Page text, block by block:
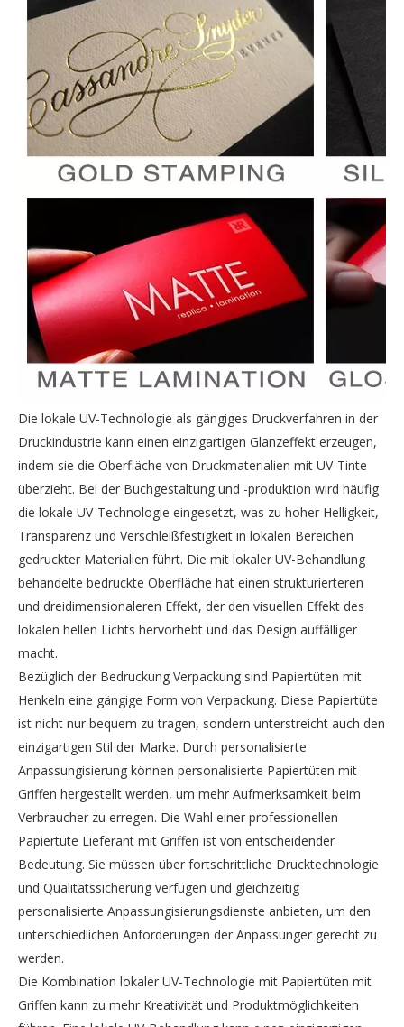
Die lokale UV-Technologie als gängiges Druckverfahren in der
Druckindustrie kann einen einzigartigen Glanzeffekt erzeugen,
indem sie die Oberfläche von Druckmaterialien mit UV-Tinte
überzieht. Bei der Buchgestaltung und -produktion wird häufig
die lokale UV-Technologie eingesetzt, was zu hoher Helligkeit,
Transparenz und Verschleißfestigkeit in lokalen Bereichen
gedruckter Materialien führt. Die mit lokaler UV-Behandlung
behandelte bedruckte Oberfläche hat einen strukturierteren
und dreidimensionaleren Effekt, der den visuellen Effekt des
lokalen hellen Lichts hervorhebt und das Design auffälliger
macht.
Bezüglich der Bedruckung Verpackung sind Papiertüten mit
Henkeln eine gängige Form von Verpackung. Diese Papiertüte
ist nicht nur bequem zu tragen, sondern unterstreicht auch den
einzigartigen Stil der Marke. Durch personalisierte
Anpassungisierung können personalisierte Papiertüten mit
Griffen hergestellt werden, um mehr Aufmerksamkeit beim
Verbraucher zu erregen. Die Wahl einer professionellen
Papiertüte Lieferant mit Griffen ist von entscheidender
Bedeutung. Sie müssen über fortschrittliche Drucktechnologie
und Qualitätssicherung verfügen und gleichzeitig
personalisierte Anpassungisierungsdienste anbieten, um den
unterschiedlichen Anforderungen der Anpassunger gerecht zu
werden.
Die Kombination lokaler UV-Technologie mit Papiertüten mit
Griffen kann zu mehr Kreativität und Produktmöglichkeiten